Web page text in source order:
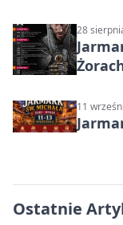
28
11
Ostatnie